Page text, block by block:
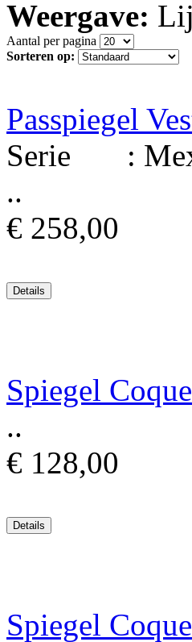
Weergave:
Aantal per pagina
Sorteren op:
Passpiegel
Serie :
..
€ 258,00
Spiegel
..
€ 128,00
Spiegel